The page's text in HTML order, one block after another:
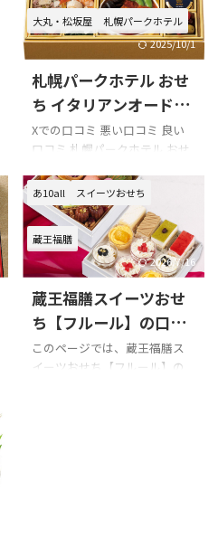
大丸・松坂屋
札幌パークホテル
2025/10/1
札幌パークホテル おせ
ち イタリアンオードブ
ルの口コミをまとめて
みました!!!
Xでの口コミ 悪い口コミ 良い
口コミ 札幌パークホテル おせ
入の際の参考に是非どうぞ!!!
「札幌パークホテル おせち イ
タリアンオードブル」のXでの
口コミ この10年くらい親孝行
で実家に届けてるおせち料
理。今年は札幌パークホテル
の三段重ねと、フレンチオード
ブル。70代後半女性の一人暮
pic.twitter.com/U0eCgkYYBu
あ10all スイーツおせち
蔵王福膳
2026/7/16
蔵王福膳スイーツおせ
ち【フルール】の口コ
ミをまとめてみまし
た!!!
このページでは、蔵王福膳ス
イーツおせち【フルール】の